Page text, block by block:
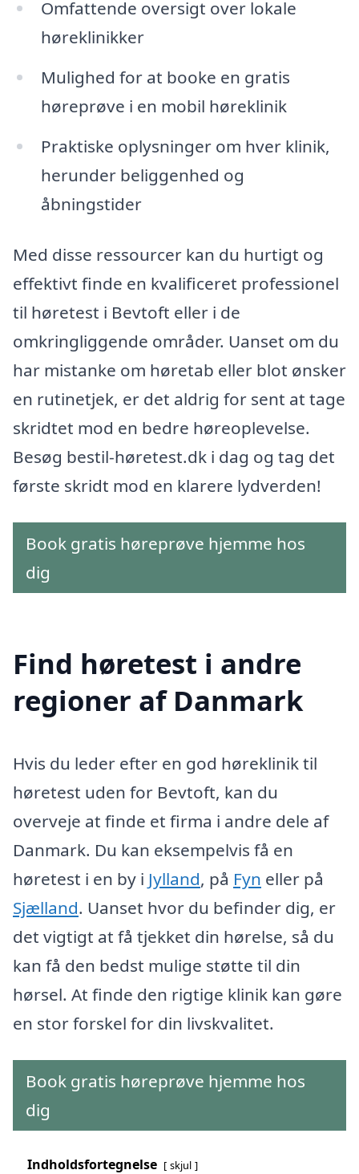
Omfattende oversigt over lokale
høreklinikker
Mulighed for at booke en gratis
høreprøve i en mobil høreklinik
Praktiske oplysninger om hver klinik,
herunder beliggenhed og
åbningstider
Med disse ressourcer kan du hurtigt og
effektivt finde en kvalificeret professionel
til høretest i Bevtoft eller i de
omkringliggende områder. Uanset om du
har mistanke om høretab eller blot ønsker
en rutinetjek, er det aldrig for sent at tage
skridtet mod en bedre høreoplevelse.
Besøg bestil-høretest.dk i dag og tag det
første skridt mod en klarere lydverden!
Book gratis høreprøve hjemme hos
dig
Find høretest i andre
regioner af Danmark
Hvis du leder efter en god høreklinik til
høretest uden for Bevtoft, kan du
overveje at finde et firma i andre dele af
Danmark. Du kan eksempelvis få en
høretest i en by i Jylland, på Fyn eller på
Sjælland. Uanset hvor du befinder dig, er
det vigtigt at få tjekket din hørelse, så du
kan få den bedst mulige støtte til din
hørsel. At finde den rigtige klinik kan gøre
en stor forskel for din livskvalitet.
Book gratis høreprøve hjemme hos
dig
Indholdsfortegnelse skjul